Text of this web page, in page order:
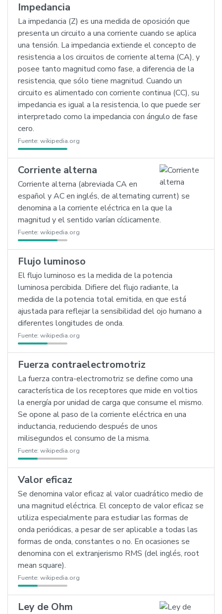
Impedancia
La impedancia (Z) es una medida de oposición que
presenta un circuito a una corriente cuando se aplica
una tensión. La impedancia extiende el concepto de
resistencia a los circuitos de corriente alterna (CA), y
posee tanto magnitud como fase, a diferencia de la
resistencia, que sólo tiene magnitud. Cuando un
circuito es alimentado con corriente continua (CC), su
impedancia es igual a la resistencia, lo que puede ser
interpretado como la impedancia con ángulo de fase
cero.
Fuente: wikipedia.org
Corriente alterna
Corriente alterna (abreviada CA en
español y AC en inglés, de alternating current) se
denomina a la corriente eléctrica en la que la
magnitud y el sentido varían cíclicamente.
Fuente: wikipedia.org
Flujo luminoso
El flujo luminoso es la medida de la potencia
luminosa percibida. Difiere del flujo radiante, la
medida de la potencia total emitida, en que está
ajustada para reflejar la sensibilidad del ojo humano a
diferentes longitudes de onda.
Fuente: wikipedia.org
Fuerza contraelectromotriz
La fuerza contra-electromotriz se define como una
característica de los receptores que mide en voltios
la energía por unidad de carga que consume el mismo.
Se opone al paso de la corriente eléctrica en una
inductancia, reduciendo después de unos
milisegundos el consumo de la misma.
Fuente: wikipedia.org
Valor eficaz
Se denomina valor eficaz al valor cuadrático medio de
una magnitud eléctrica. El concepto de valor eficaz se
utiliza especialmente para estudiar las formas de
onda periódicas, a pesar de ser aplicable a todas las
formas de onda, constantes o no. En ocasiones se
denomina con el extranjerismo RMS (del inglés, root
mean square).
Fuente: wikipedia.org
Ley de Ohm